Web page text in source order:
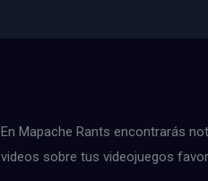
En Mapache Rants encontrarás
videos sobre tus videojuegos